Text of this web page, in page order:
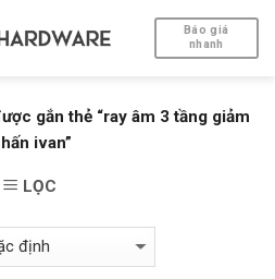
Báo giá
nhanh
gắn thẻ “ray âm 3 tầng giảm
ivan”
LỌC